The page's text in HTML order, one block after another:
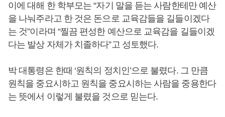
이에 대해 한 학부모는 “자기 말을 듣는 사람한테만 예산
을 나눠주라고 한 것은 돈으로 교육감들을 길들이겠다
는 것”이라며 “찔끔 편성한 예산으로 교육감을 길들이겠
다는 발상 자체가 치졸하다”고 성토했다.
박 대통령은 한때 ‘원칙의 정치인’으로 불렸다. 그 만큼
원칙을 중요시하고 원칙을 중요시하는 사람을 중용한다
는 뜻에서 이렇게 불렸을 것으로 믿는다.